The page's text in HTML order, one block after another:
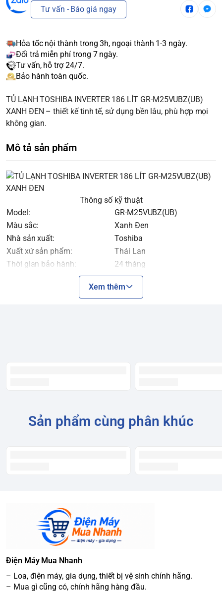
Tư vấn - Báo giá ngay
Hỏa tốc nội thành trong 3h, ngoại thành 1-3 ngày.
Đổi trả miễn phí trong 7 ngày.
Tư vấn, hỗ trợ 24/7.
Bảo hành toàn quốc.
TỦ LẠNH TOSHIBA INVERTER 186 LÍT GR-M25VUBZ(UB)
XANH ĐEN – thiết kế tinh tế, sử dụng bền lâu, phù hợp mọi
không gian.
Mô tả sản phẩm
Thông số kỹ thuật
Model:
GR-M25VUBZ(UB)
Màu sắc:
Xanh Đen
Nhà sản xuất:
Toshiba
Xuất xứ sản phẩm:
Thái Lan
Thời gian bảo hành:
24 tháng
Ngăn đá trên
Khử mùi và diệt khuẩn
Tủ lạnh Toshibacó công nghệ Hybrid Bio diệt khuẩn, khử
mùi hiệu quả, thực phẩm bảo quản một cách tốt nhất.
Xem thêm
Sản phẩm cùng phân khúc
Điện Máy Mua Nhanh
– Loa, điện máy, gia dụng, thiết bị vệ sinh chính hãng.
– Mua gì cũng có, chính hãng hàng đầu.